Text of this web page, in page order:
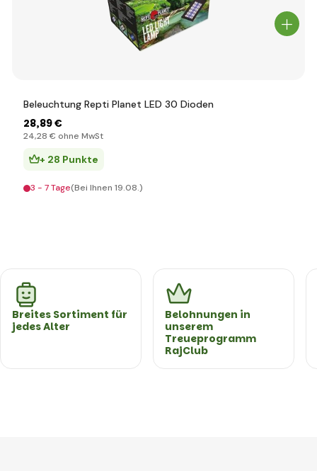
Beleuchtung Repti Planet LED 30 Dioden
28,89 €
24,28 € ohne MwSt
+ 28 Punkte
3 - 7 Tage(Bei Ihnen 19.08.)
Breites Sortiment für
jedes Alter
Belohnungen in
unserem
Treueprogramm
RajClub